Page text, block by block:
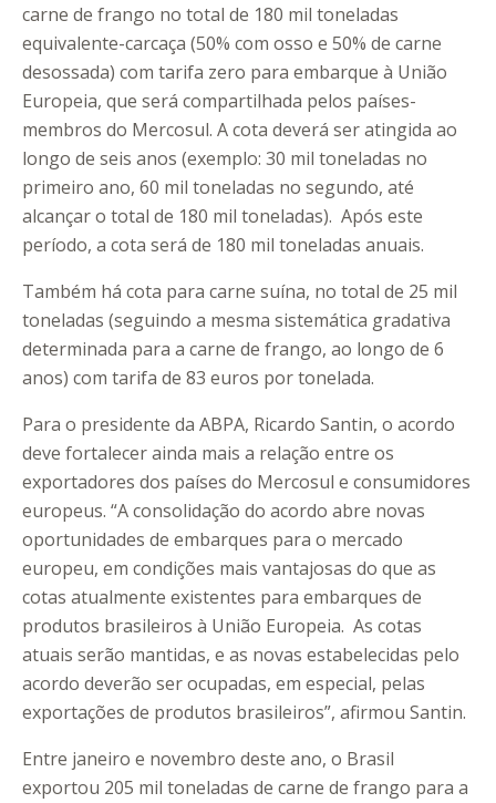
carne de frango no total de 180 mil toneladas
equivalente-carcaça (50% com osso e 50% de carne
desossada) com tarifa zero para embarque à União
Europeia, que será compartilhada pelos países-
membros do Mercosul. A cota deverá ser atingida ao
longo de seis anos (exemplo: 30 mil toneladas no
primeiro ano, 60 mil toneladas no segundo, até
alcançar o total de 180 mil toneladas). Após este
período, a cota será de 180 mil toneladas anuais.
Também há cota para carne suína, no total de 25 mil
toneladas (seguindo a mesma sistemática gradativa
determinada para a carne de frango, ao longo de 6
anos) com tarifa de 83 euros por tonelada.
Para o presidente da ABPA, Ricardo Santin, o acordo
deve fortalecer ainda mais a relação entre os
exportadores dos países do Mercosul e consumidores
europeus. “A consolidação do acordo abre novas
oportunidades de embarques para o mercado
europeu, em condições mais vantajosas do que as
cotas atualmente existentes para embarques de
produtos brasileiros à União Europeia. As cotas
atuais serão mantidas, e as novas estabelecidas pelo
acordo deverão ser ocupadas, em especial, pelas
exportações de produtos brasileiros”, afirmou Santin.
Entre janeiro e novembro deste ano, o Brasil
exportou 205 mil toneladas de carne de frango para a